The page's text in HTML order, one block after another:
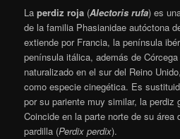
Laperdiz roja (Alectoris rufa) es
de la familia Phasianidae autóctona
extiende por Francia, la península
península itálica, además de
naturalizado en el sur del Reino
como especie cinegética. Es
por su pariente muy similar, la perdiz
Coincide en la parte norte de su área
pardilla (Perdix perdix).